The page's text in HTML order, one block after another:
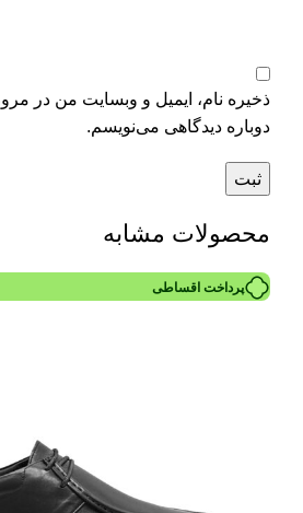
ذخیره نام، ایمیل و وبسایت من در
دوباره دیدگاهی می‌نویسم.
محصولات مشابه
پرداخت اقساطی